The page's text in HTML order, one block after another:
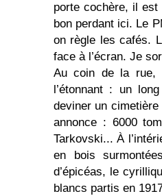
porte cochère, il est
bon perdant ici. Le
on règle les cafés.
face à l’écran. Je
Au coin de la rue,
l’étonnant : un
deviner un
annonce : 6000
Tarkovski... À
en bois
d’épicéas, le
blancs partis en